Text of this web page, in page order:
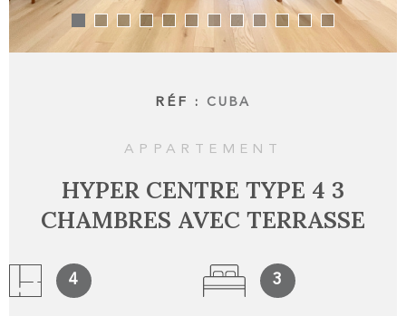
RÉF : CUBA
APPARTEMENT
HYPER CENTRE TYPE 4 3
CHAMBRES AVEC TERRASSE
4 3